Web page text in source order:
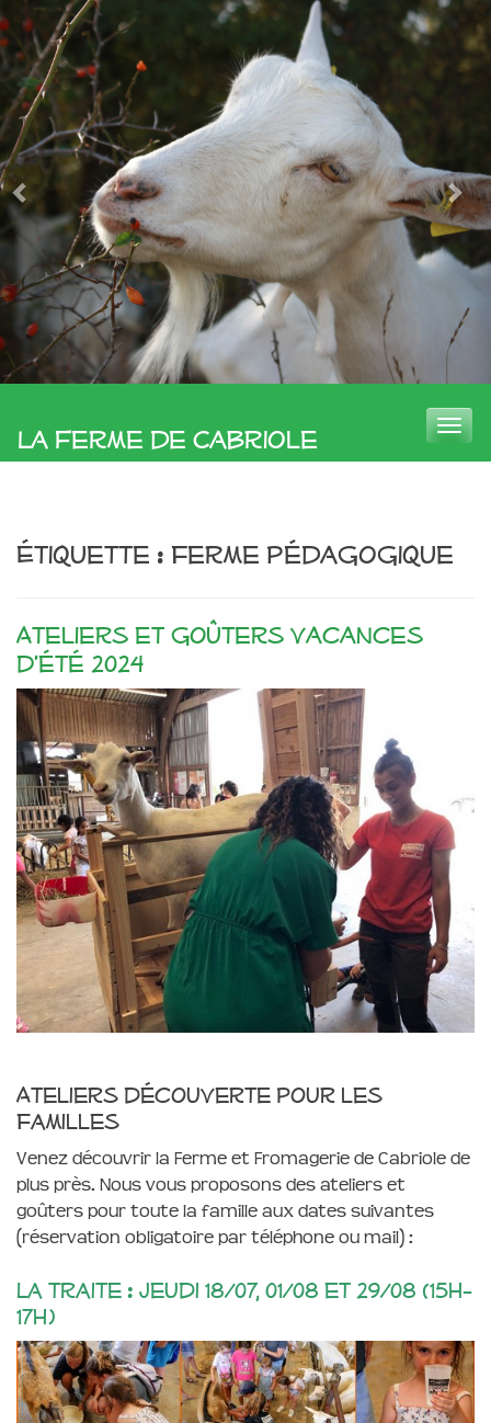
La Ferme de Cabriole
Toggle
Étiquette : ferme pédagogique
Ateliers et goûters vacances
d’été 2024
Ateliers découverte pour les
familles
Venez découvrir la Ferme et Fromagerie de Cabriole de
plus près. Nous vous proposons des ateliers et
goûters pour toute la famille aux dates suivantes
(réservation obligatoire par téléphone ou mail) :
La traite : jeudi 18/07, 01/08 et 29/08 (15h-
17h)